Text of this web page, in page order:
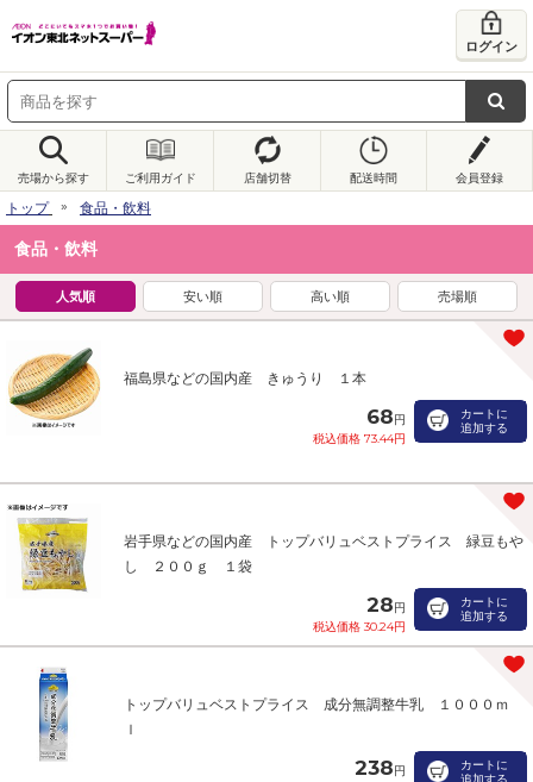
ログイン
売場から探す ご利用ガイド 店舗切替 配送時間 会員登録
トップ 食品・飲料
食品・飲料
人気順 安い順 高い順 売場順
福島県などの国内産 きゅうり １本
68円
税込価格 73.44円
カートに
追加する
岩手県などの国内産 トップバリュベストプライス 緑豆もや
し ２００ｇ １袋
28円
税込価格 30.24円
カートに
追加する
トップバリュベストプライス 成分無調整牛乳 １０００ｍ
ｌ
238円
カートに
追加する